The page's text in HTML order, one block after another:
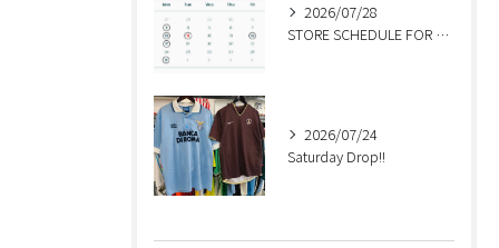
2026/07/28
STORE SCHEDULE FOR AUGUST🍉
2026/07/24
Saturday Drop!!